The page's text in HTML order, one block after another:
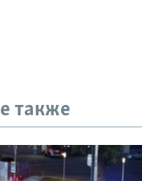
также